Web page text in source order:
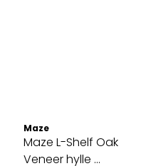
Maze
Maze L-Shelf Oak
Veneer hylle ...